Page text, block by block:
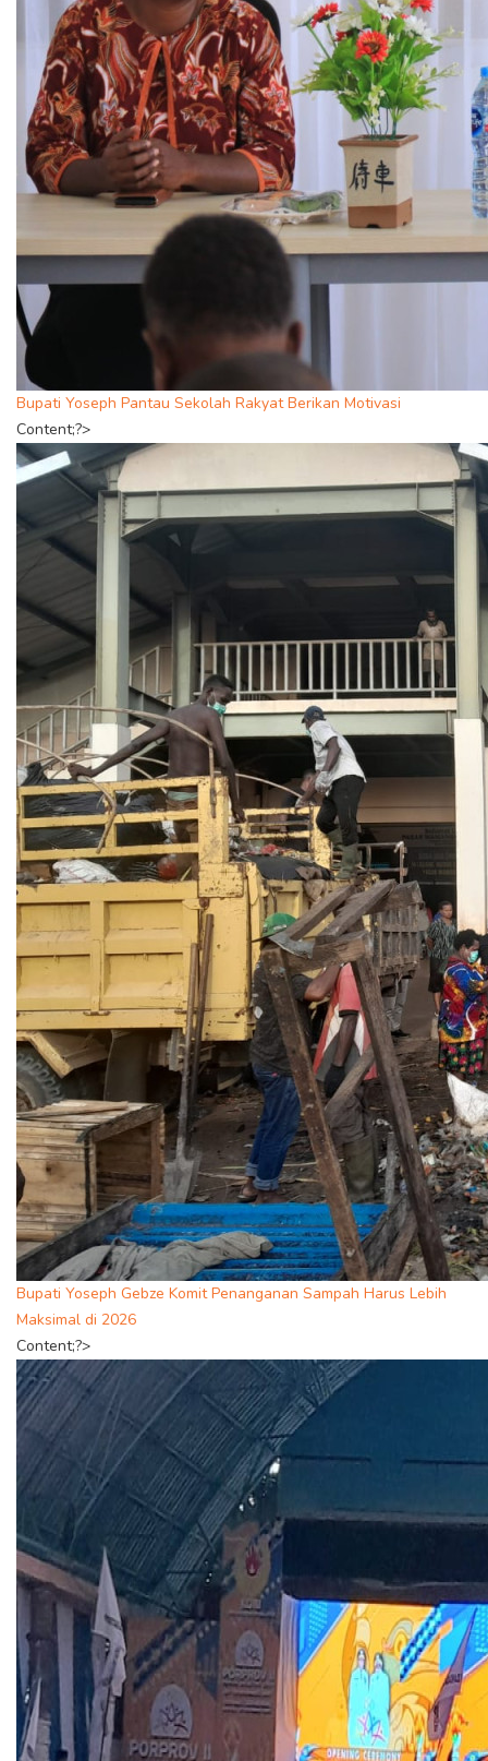
Bupati Yoseph Pantau Sekolah Rakyat Berikan Motivasi
Content;?>
Bupati Yoseph Gebze Komit Penanganan Sampah Harus Lebih
Maksimal di 2026
Content;?>